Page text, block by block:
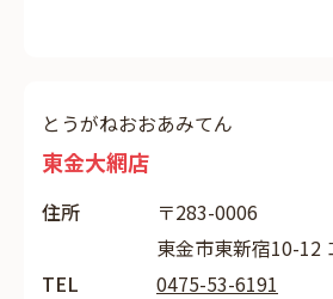
とうがねおおあみてん
東金大網店
住所
〒283-0006
東金市東新宿10-12
TEL
0475-53-6191